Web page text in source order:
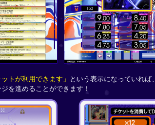
ットが利用できます」
という表示になっていれば、
を進めることができます！